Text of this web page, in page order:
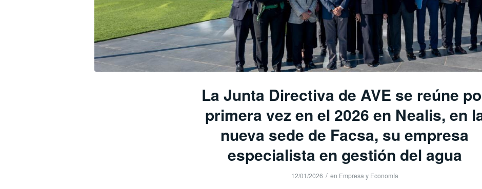
La Junta Directiva de AVE se reúne
primera vez en el 2026 en Nealis, en
nueva sede de Facsa, su empresa
especialista en gestión del agua
12/01/2026 / en Empresa y Economía